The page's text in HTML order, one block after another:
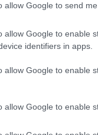
allow Google to send
allow Google to enable
identifiers in apps.
allow Google to enable
allow Google to enable